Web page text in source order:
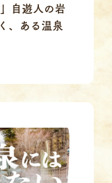
自遊人の岩
、ある温泉